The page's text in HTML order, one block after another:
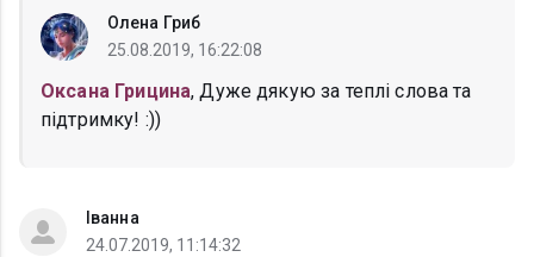
Олена Гриб
25.08.2019, 16:22:08
Оксана Грицина, Дуже дякую за теплі слова та
підтримку! :))
Іванна
24.07.2019, 11:14:32